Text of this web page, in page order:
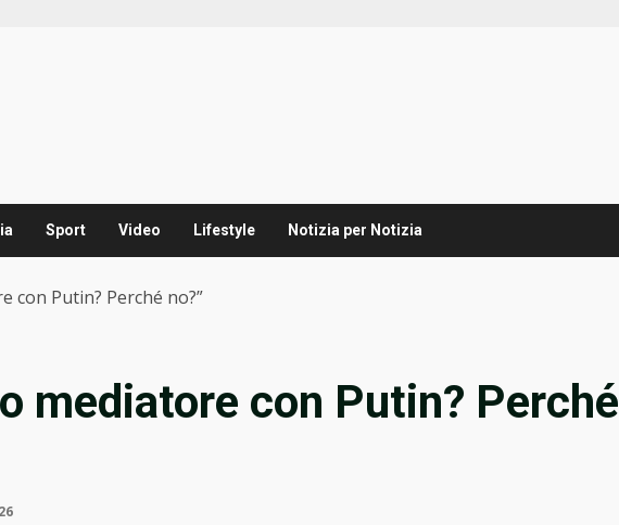
Sport Video Lifestyle Notizia per Notizia
con Putin? Perché no?”
mediatore con Putin? Perché